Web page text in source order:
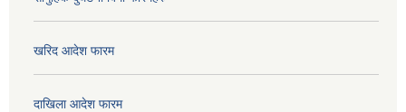
खरिद आदेश फारम
दाखिला आदेश फारम